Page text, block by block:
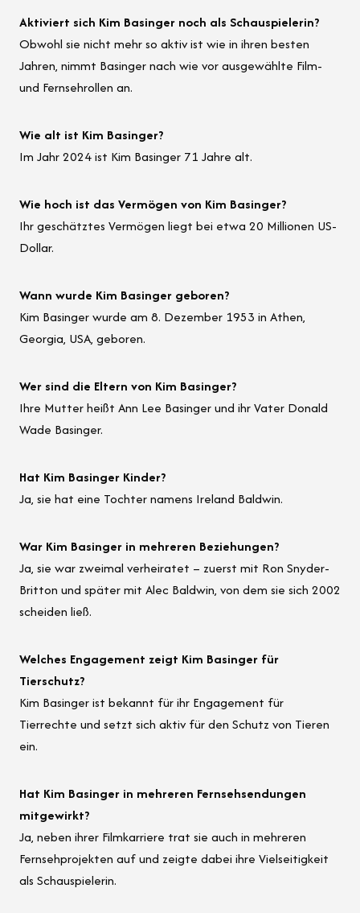
Aktiviert sich Kim Basinger noch als Schauspielerin?
Obwohl sie nicht mehr so aktiv ist wie in ihren besten
Jahren, nimmt Basinger nach wie vor ausgewählte Film-
und Fernsehrollen an.
Wie alt ist Kim Basinger?
Im Jahr 2024 ist Kim Basinger 71 Jahre alt.
Wie hoch ist das Vermögen von Kim Basinger?
Ihr geschätztes Vermögen liegt bei etwa 20 Millionen US-
Dollar.
Wann wurde Kim Basinger geboren?
Kim Basinger wurde am 8. Dezember 1953 in Athen,
Georgia, USA, geboren.
Wer sind die Eltern von Kim Basinger?
Ihre Mutter heißt Ann Lee Basinger und ihr Vater Donald
Wade Basinger.
Hat Kim Basinger Kinder?
Ja, sie hat eine Tochter namens Ireland Baldwin.
War Kim Basinger in mehreren Beziehungen?
Ja, sie war zweimal verheiratet – zuerst mit Ron Snyder-
Britton und später mit Alec Baldwin, von dem sie sich 2002
scheiden ließ.
Welches Engagement zeigt Kim Basinger für
Tierschutz?
Kim Basinger ist bekannt für ihr Engagement für
Tierrechte und setzt sich aktiv für den Schutz von Tieren
ein.
Hat Kim Basinger in mehreren Fernsehsendungen
mitgewirkt?
Ja, neben ihrer Filmkarriere trat sie auch in mehreren
Fernsehprojekten auf und zeigte dabei ihre Vielseitigkeit
als Schauspielerin.